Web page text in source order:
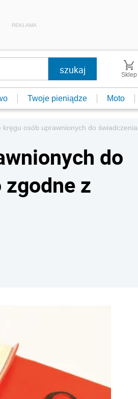
REKLAMA
Sklep
Twoje pieniądze Moto
kręgu osób uprawnionych do
do
z